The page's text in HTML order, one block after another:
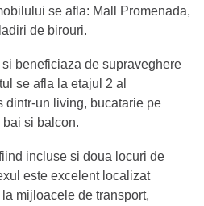
se afla: Mall Promenada,
de birouri.
beneficiaza de supraveghere
se afla la etajul 2 al
dintr-un living, bucatarie pe
si balcon.
incluse si doua locuri de
este excelent localizat
mijloacele de transport,